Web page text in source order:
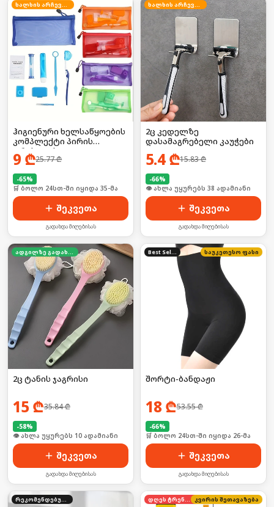
ხალხის არჩევანი
ჰიგიენური ხელსაწყოების
კომპლექტი პირის
ღრუსთვის
9 ₾25.77₾
-65%
🛒 ბოლო 24სთ-ში იყიდა 35-მა
შეკვეთა
გადახდა მიღებისას
ხალხის არჩევანი
2ც კედელზე
დასამაგრებელი კაუჭები
5.4₾15.83₾
-66%
🛒 ბოლო 24სთ-ში იყიდა 52-მა
შეკვეთა
გადახდა მიღებისას
ადგილზე გადახდა
2ც ტანის ჯაგრისი
15 ₾35.84₾
-58%
🛒 ბოლო 24სთ-ში იყიდა 12-მა
შეკვეთა
გადახდა მიღებისას
Best Seller საუკეთესო ფასი
შორტი-ბანდაჟი
18 ₾53.55₾
-66%
🛒 ბოლო 24სთ-ში იყიდა 26-მა
შეკვეთა
გადახდა მიღებისას
რეკომენდებული დღეს ტრენდში კვირის შეთავაზება